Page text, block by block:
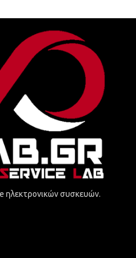
ηλεκτρονικών συσκευών.